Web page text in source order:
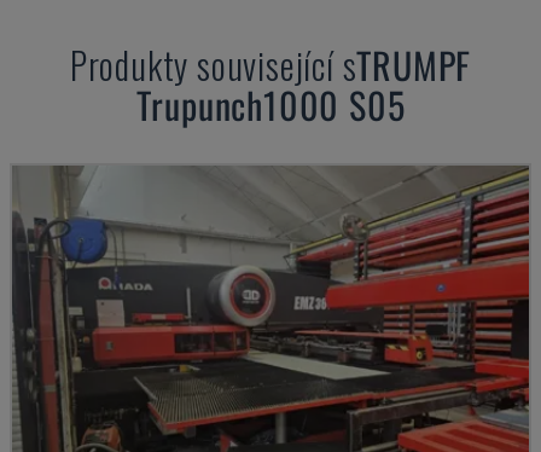
Produkty související sTRUMPF
Trupunch1000 S05